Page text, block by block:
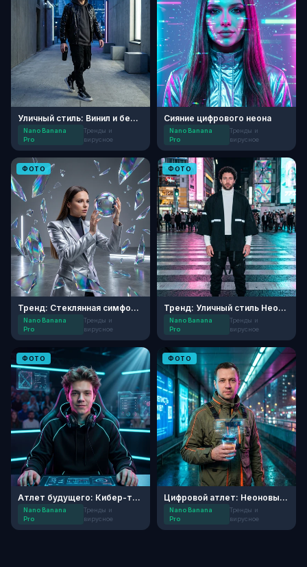
Уличный стиль: Винил и бетон
Nano Banana
Pro
Тренды и
вирусное
Сияние цифрового неона
Nano Banana
Pro
Тренды и
вирусное
ФОТО
Тренд: Стеклянная симфония
Nano Banana
Pro
Тренды и
вирусное
ФОТО
Тренд: Уличный стиль Нео-Токио
Nano Banana
Pro
Тренды и
вирусное
ФОТО
Атлет будущего: Кибер-тренировка
Nano Banana
Pro
Тренды и
вирусное
ФОТО
Цифровой атлет: Неоновый стадион
Nano Banana
Pro
Тренды и
вирусное